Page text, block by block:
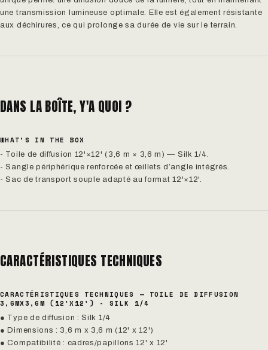
une transmission lumineuse optimale. Elle est également résistante
aux déchirures, ce qui prolonge sa durée de vie sur le terrain.
DANS LA BOÎTE, Y'A QUOI ?
WHAT’S IN THE BOX
- Toile de diffusion 12'×12' (3,6 m × 3,6 m) — Silk 1/4.
- Sangle périphérique renforcée et œillets d’angle intégrés.
- Sac de transport souple adapté au format 12'×12'.
CARACTÉRISTIQUES TECHNIQUES
CARACTÉRISTIQUES TECHNIQUES — TOILE DE DIFFUSION
3,6MX3,6M (12'X12') - SILK 1/4
● Type de diffusion : Silk 1/4
● Dimensions : 3,6 m x 3,6 m (12' x 12')
● Compatibilité : cadres/papillons 12' x 12'